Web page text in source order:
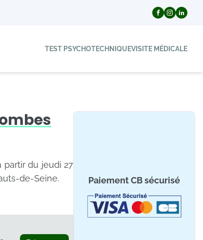
TEST PSYCHOTECHNIQUEVISITE MÉDICALE
partir du jeudi 27
de-Seine.
Paiement CB sécurisé